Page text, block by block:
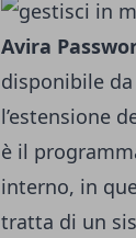
Avira
disponibile
l’estensione
è il
interno, in
tratta di un